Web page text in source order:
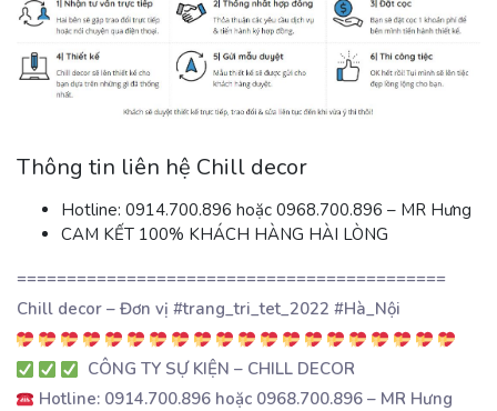
Thông tin liên hệ Chill decor
Hotline: 0914.700.896 hoặc 0968.700.896 – MR Hưng
CAM KẾT 100% KHÁCH HÀNG HÀI LÒNG
===========================================
Chill decor – Đơn vị #trang_tri_tet_2022 #Hà_Nội
CÔNG TY SỰ KIỆN – CHILL DECOR
Hotline: 0914.700.896 hoặc 0968.700.896 – MR Hưng